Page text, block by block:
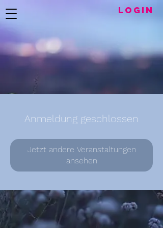
LogIN
Anmeldung geschlossen
Jetzt andere Veranstaltungen
ansehen